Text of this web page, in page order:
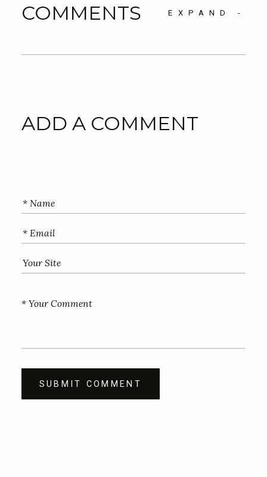
COMMENTS EXPAND -
ADD A COMMENT